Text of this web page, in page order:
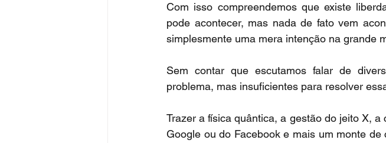
Com isso compreendemos que existe
pode acontecer, mas nada de fato vem
simplesmente uma mera intenção na grande
Sem contar que escutamos falar de
problema, mas insuficientes para resolver
Trazer a física quântica, a gestão do jeito X,
Google ou do Facebook e mais um monte